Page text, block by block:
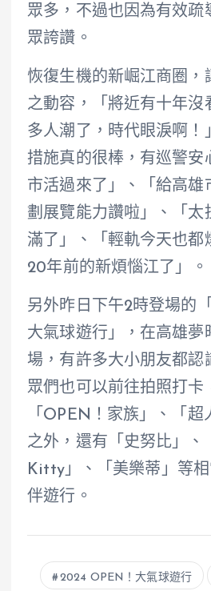
眾多，不過也因為有效疏
眾誇讚。
恢復生機的新崛江商圈，
之動容，「將近有十年沒
多人潮了，時代眼淚啊！
措施真的很棒，有巡警安
市活過來了」、「給高雄
劃展覽能力讚啦」、「太
滿了」、「輕軌今天也都
20年前的新煩惱江了」。
另外昨日下午2時登場的
大氣球遊行」，在高雄夢
場，有許多大小朋友都認
眾們也可以前往拍照打卡
「OPEN！家族」、「超
之外，還有「史努比」、
Kitty」、「美樂蒂」等
伴遊行。
2024 OPEN！大氣球遊行